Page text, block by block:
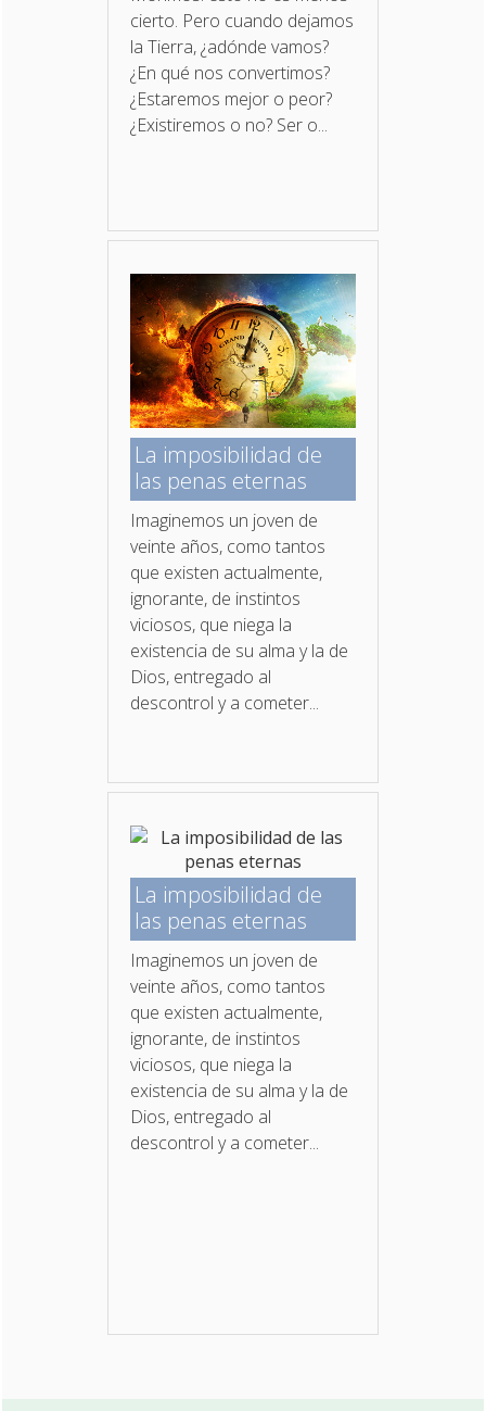
cierto. Pero cuando dejamos
la Tierra, ¿adónde vamos?
¿En qué nos convertimos?
¿Estaremos mejor o peor?
¿Existiremos o no? Ser o...
La imposibilidad de
las penas eternas
Imaginemos un joven de
veinte años, como tantos
que existen actualmente,
ignorante, de instintos
viciosos, que niega la
existencia de su alma y la de
Dios, entregado al
descontrol y a cometer...
La imposibilidad de
las penas eternas
Imaginemos un joven de
veinte años, como tantos
que existen actualmente,
ignorante, de instintos
viciosos, que niega la
existencia de su alma y la de
Dios, entregado al
descontrol y a cometer...